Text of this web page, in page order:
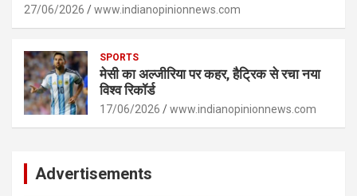
27/06/2026 www.indianopinionnews.com
SPORTS
मेसी का अल्जीरिया पर कहर, हैट्रिक से रचा नया
विश्व रिकॉर्ड
17/06/2026 www.indianopinionnews.com
Advertisements